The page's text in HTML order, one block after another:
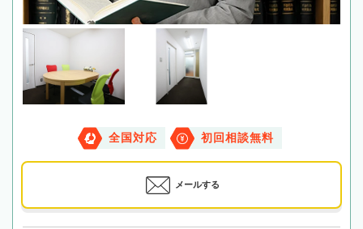
全国対応 初回相談無料
メールする